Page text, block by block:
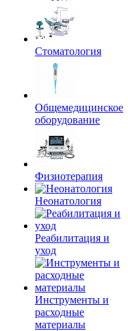
Стоматология
Общемедицинское
оборудование
Физиотерапия
Неонатология
Реабилитация и
уход
Инструменты и
расходные
материалы